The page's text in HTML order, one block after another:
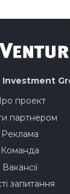
Investment
проект
партнером
Реклама
Команда
Вакансії
запитання